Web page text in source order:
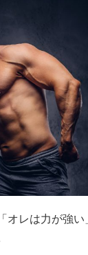
オレは力が強